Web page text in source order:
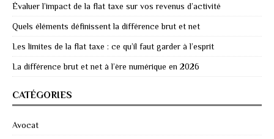
Évaluer l’impact de la flat taxe sur vos revenus d’activité
Quels éléments définissent la différence brut et net
Les limites de la flat taxe : ce qu’il faut garder à l’esprit
La différence brut et net à l’ère numérique en 2026
CATÉGORIES
Avocat